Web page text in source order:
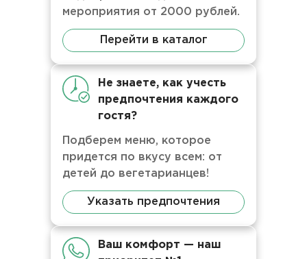
мероприятия от 2000 рублей.
Перейти в каталог
Не знаете, как учесть
предпочтения каждого
гостя?
Подберем меню, которое
придется по вкусу всем: от
детей до вегетарианцев!
Указать предпочтения
Ваш комфорт — наш